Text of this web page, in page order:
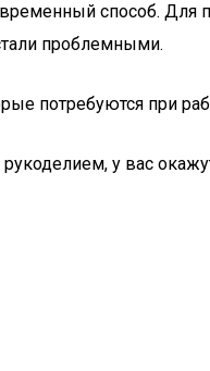
способ. Для
проблемными.
потребуются при
у вас